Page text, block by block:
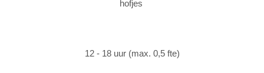
hofjes
12 - 18 uur (max. 0,5 fte)